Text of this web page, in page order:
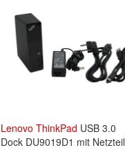
Lenovo ThinkPad USB 3.0
Dock DU9019D1 mit Netzteil